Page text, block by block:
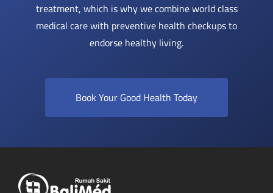
treatment, which is why we combine world class
medical care with preventive health checkups to
endorse healthy living.
Book Your Good Health Today